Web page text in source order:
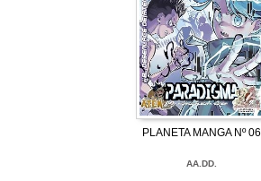
PLANETA MANGA Nº 06
AA.DD.